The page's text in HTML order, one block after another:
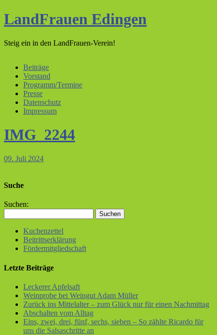
LandFrauen Edingen
Steig ein in den LandFrauen-Verein!
Beiträge
Vorstand
Programm/Termine
Presse
Datenschutz
Impressum
IMG_2244
09. Juli 2024
Suche
Suchen:
Kuchenzettel
Beitrittserklärung
Fördermitgliedschaft
Letzte Beiträge
Leckerer Apfelsaft
Weinprobe bei Weingut Adam Müller
Zurück ins Mittelalter – zum Glück nur für einen Nachmittag
Abschalten vom Alltag
Eins, zwei, drei, fünf, sechs, sieben – So zählte Ricardo für
uns die Salsaschritte an